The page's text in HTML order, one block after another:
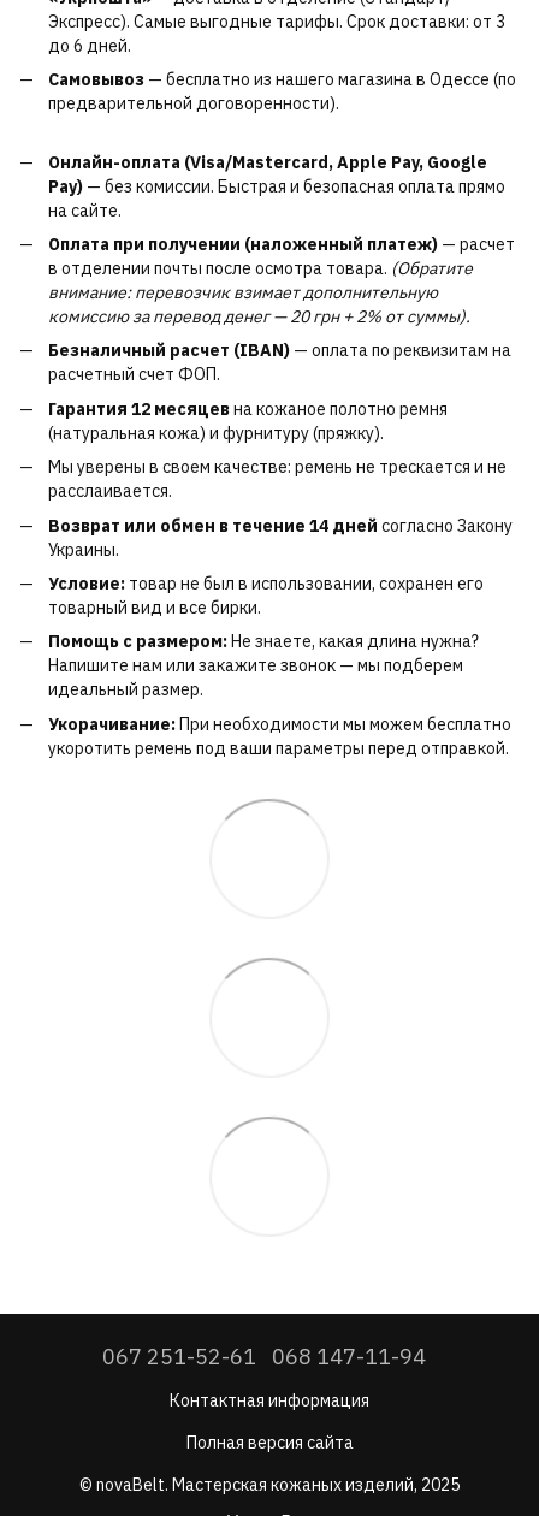
Экспресс). Самые выгодные тарифы. Срок доставки: от 3
до 6 дней.
Самовывоз — бесплатно из нашего магазина в Одессе (по
предварительной договоренности).
Онлайн-оплата (Visa/Mastercard, Apple Pay, Google
Pay) — без комиссии. Быстрая и безопасная оплата прямо
на сайте.
Оплата при получении (наложенный платеж) — расчет
в отделении почты после осмотра товара. (Обратите
внимание: перевозчик взимает дополнительную
комиссию за перевод денег — 20 грн + 2% от суммы).
Безналичный расчет (IBAN) — оплата по реквизитам на
расчетный счет ФОП.
Гарантия 12 месяцевна кожаное полотно ремня
(натуральная кожа) и фурнитуру (пряжку).
Мы уверены в своем качестве: ремень не трескается и не
расслаивается.
Возврат или обмен в течение 14 дней согласно Закону
Украины.
Условие: товар не был в использовании, сохранен его
товарный вид и все бирки.
Помощь с размером: Не знаете, какая длина нужна?
Напишите нам или закажите звонок — мы подберем
идеальный размер.
Укорачивание:При необходимости мы можем бесплатно
укоротить ремень под ваши параметры перед отправкой.
067 251-52-61 068 147-11-94
Контактная информация
Полная версия сайта
© novaBelt. Мастерская кожаных изделий, 2025